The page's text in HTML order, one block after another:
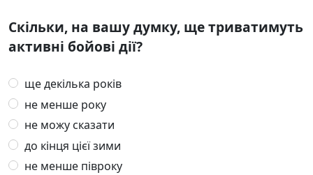
Скільки, на вашу думку, ще триватимуть
активні бойові дії?
ще декілька років
не менше року
не можу сказати
до кінця цієї зими
не менше півроку